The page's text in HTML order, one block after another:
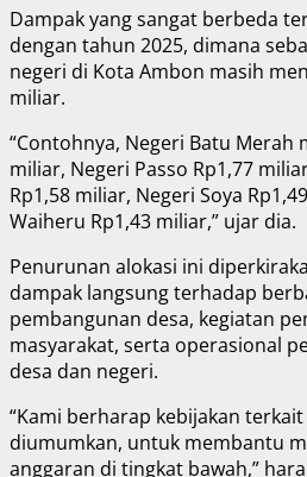
Dampak yang sangat berbeda
dengan tahun 2025, dimana
negeri di Kota Ambon masih
miliar.
“Contohnya, Negeri Batu Merah
miliar, Negeri Passo Rp1,77
Rp1,58 miliar, Negeri Soya
Waiheru Rp1,43 miliar,” ujar dia.
Penurunan alokasi ini
dampak langsung terhadap
pembangunan desa, kegiatan
masyarakat, serta operasional
desa dan negeri.
“Kami berharap kebijakan
diumumkan, untuk membantu
anggaran di tingkat bawah,”